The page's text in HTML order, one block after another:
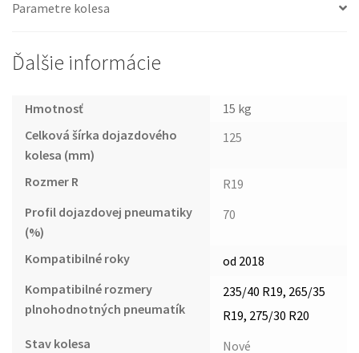
Parametre kolesa
Ďalšie informácie
Hmotnosť
15 kg
Celková šírka dojazdového
kolesa (mm)
125
Rozmer R
R19
Profil dojazdovej pneumatiky
(%)
70
Kompatibilné roky
od 2018
Kompatibilné rozmery
plnohodnotných pneumatík
235/40 R19, 265/35
R19, 275/30 R20
Stav kolesa
Nové